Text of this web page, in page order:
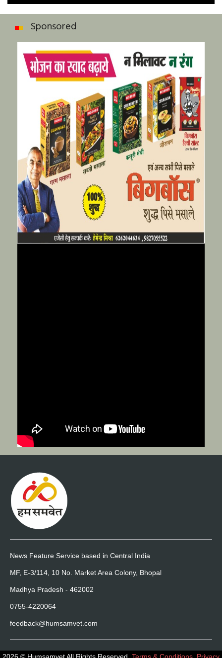
Sponsored
News Feature Service based in Central India
MF, E-3/114, 10 No. Market Area Colony, Bhopal
Madhya Pradesh - 462002
0755-4220064
feedback@humsamvet.com